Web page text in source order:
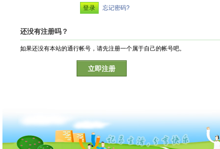
忘记密码?
还没有注册吗？
如果还没有本站的通行帐号，请先注册一个属于自己的帐号吧。
立即注册